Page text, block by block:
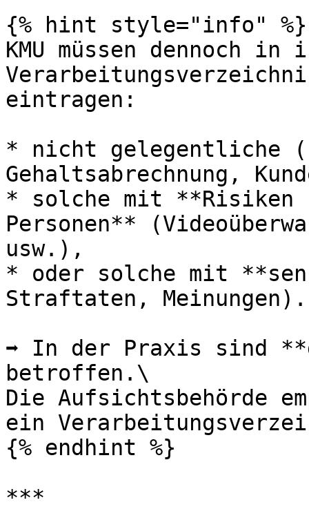
{% hint style="info" %}
KMU müssen dennoch in
eintragen:
* nicht gelegentliche
Gehaltsabrechnung,
* solche mit
Personen**
usw.),
* oder solche mit
Straftaten, Meinungen).
➡️ In der Praxis sind
betroffen.\
Die Aufsichtsbehörde
ein
{% endhint %}
***